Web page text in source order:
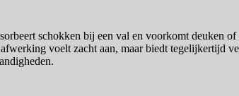
schokken bij een val en voorkomt deuken
voelt zacht aan, maar biedt tegelijkertijd